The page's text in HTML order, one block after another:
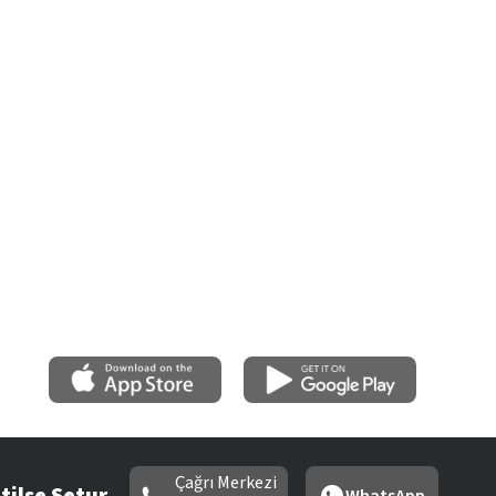
Çağrı Merkezi